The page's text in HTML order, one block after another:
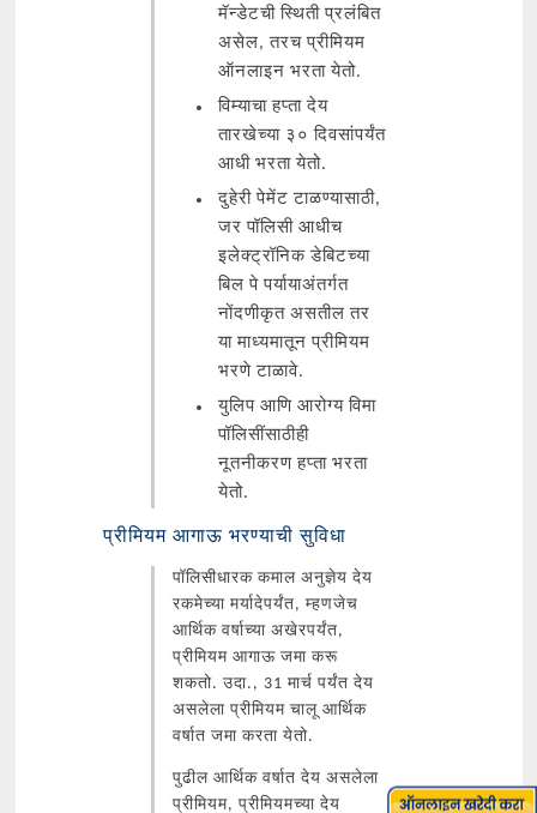
मॅन्डेटची स्थिती प्रलंबित
असेल, तरच प्रीमियम
ऑनलाइन भरता येतो.
विम्याचा हप्ता देय
तारखेच्या ३० दिवसांपर्यंत
आधी भरता येतो.
दुहेरी पेमेंट टाळण्यासाठी,
जर पॉलिसी आधीच
इलेक्ट्रॉनिक डेबिटच्या
बिल पे पर्यायाअंतर्गत
नोंदणीकृत असतील तर
या माध्यमातून प्रीमियम
भरणे टाळावे.
युलिप आणि आरोग्य विमा
पॉलिसींसाठीही
नूतनीकरण हप्ता भरता
येतो.
प्रीमियम आगाऊ भरण्याची सुविधा
पॉलिसीधारक कमाल अनुज्ञेय देय
रकमेच्या मर्यादेपर्यंत, म्हणजेच
आर्थिक वर्षाच्या अखेरपर्यंत,
प्रीमियम आगाऊ जमा करू
शकतो. उदा., 31 मार्च पर्यंत देय
असलेला प्रीमियम चालू आर्थिक
वर्षात जमा करता येतो.
पुढील आर्थिक वर्षात देय असलेला
प्रीमियम, प्रीमियमच्या देय